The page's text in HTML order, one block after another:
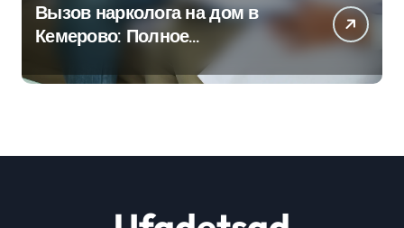
Вызов нарколога на дом в
Кемерово: Полное